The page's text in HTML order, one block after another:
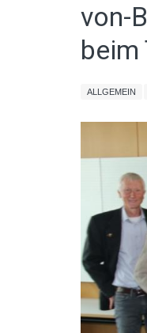
von-
beim
ALLGEMEIN